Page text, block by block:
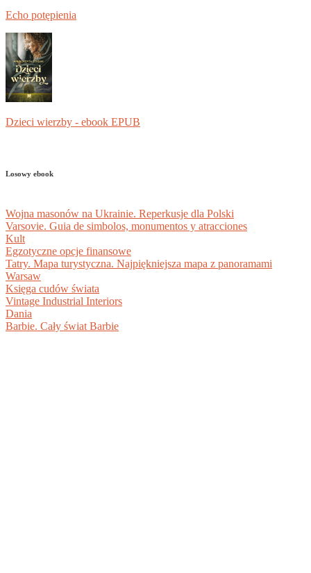
Echo potępienia
Dzieci wierzby - ebook EPUB
Losowy ebook
Wojna masonów na Ukrainie. Reperkusje dla Polski
Varsovie. Guia de simbolos, monumentos y atracciones
Kult
Egzotyczne opcje finansowe
Tatry. Mapa turystyczna. Najpiękniejsza mapa z panoramami
Warsaw
Księga cudów świata
Vintage Industrial Interiors
Dania
Barbie. Cały świat Barbie